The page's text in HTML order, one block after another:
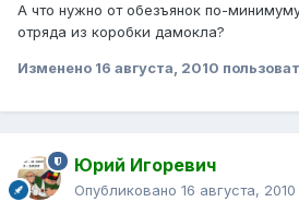
А что нужно от обезъянок по-
отряда из коробки дамокла?
Изменено 16 августа, 2010
Юрий Игоревич
Опубликовано 16 августа, 2010